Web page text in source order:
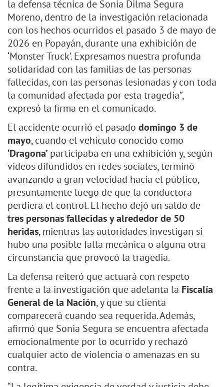
la defensa técnica de Sonia Dilma Segura
Moreno, dentro de la investigación relacionada
con los hechos ocurridos el pasado 3 de mayo de
2026 en Popayán, durante una exhibición de
‘Monster Truck’. Expresamos nuestra profunda
solidaridad con las familias de las personas
fallecidas, con las personas lesionadas y con toda
la comunidad afectada por esta tragedia”,
expresó la firma en el comunicado.
El accidente ocurrió el pasado domingo 3 de
mayo, cuando el vehículo conocido como
‘Dragona’ participaba en una exhibición y, según
videos difundidos en redes sociales, terminó
avanzando a gran velocidad hacia el público,
presuntamente luego de que la conductora
perdiera el control. El hecho dejó un saldo de
tres personas fallecidas y alrededor de 50
heridas, mientras las autoridades investigan si
hubo una posible falla mecánica o alguna otra
circunstancia que provocó la tragedia.
La defensa reiteró que actuará con respeto
frente a la investigación que adelanta la Fiscalía
General de la Nación, y que su clienta
comparecerá cuando sea requerida. Además,
afirmó que Sonia Segura se encuentra afectada
emocionalmente por lo ocurrido y rechazó
cualquier acto de violencia o amenazas en su
contra.